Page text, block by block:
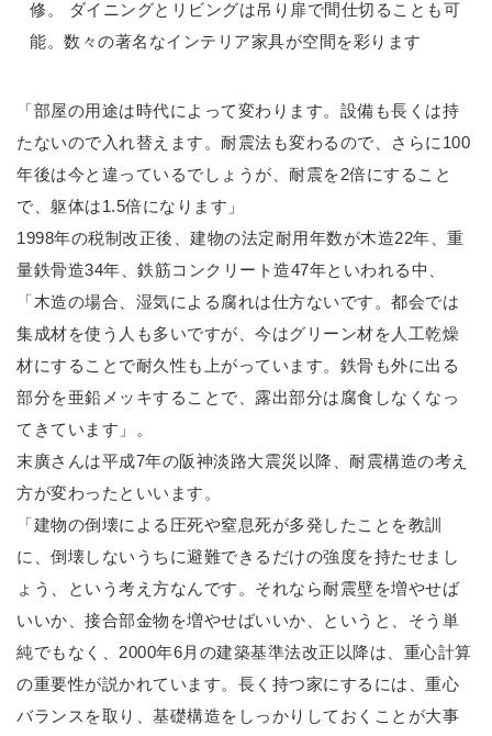
修。 ダイニングとリビングは吊り扉で間仕切ることも可
能。数々の著名なインテリア家具が空間を彩ります
「部屋の用途は時代によって変わります。設備も長くは持
たないので入れ替えます。耐震法も変わるので、さらに100
年後は今と違っているでしょうが、耐震を2倍にすること
で、躯体は1.5倍になります」
1998年の税制改正後、建物の法定耐用年数が木造22年、重
量鉄骨造34年、鉄筋コンクリート造47年といわれる中、
「木造の場合、湿気による腐れは仕方ないです。都会では
集成材を使う人も多いですが、今はグリーン材を人工乾燥
材にすることで耐久性も上がっています。鉄骨も外に出る
部分を亜鉛メッキすることで、露出部分は腐食しなくなっ
てきています」。
末廣さんは平成7年の阪神淡路大震災以降、耐震構造の考え
方が変わったといいます。
「建物の倒壊による圧死や窒息死が多発したことを教訓
に、倒壊しないうちに避難できるだけの強度を持たせまし
ょう、という考え方なんです。それなら耐震壁を増やせば
いいか、接合部金物を増やせばいいか、というと、そう単
純でもなく、2000年6月の建築基準法改正以降は、重心計算
の重要性が説かれています。長く持つ家にするには、重心
バランスを取り、基礎構造をしっかりしておくことが大事